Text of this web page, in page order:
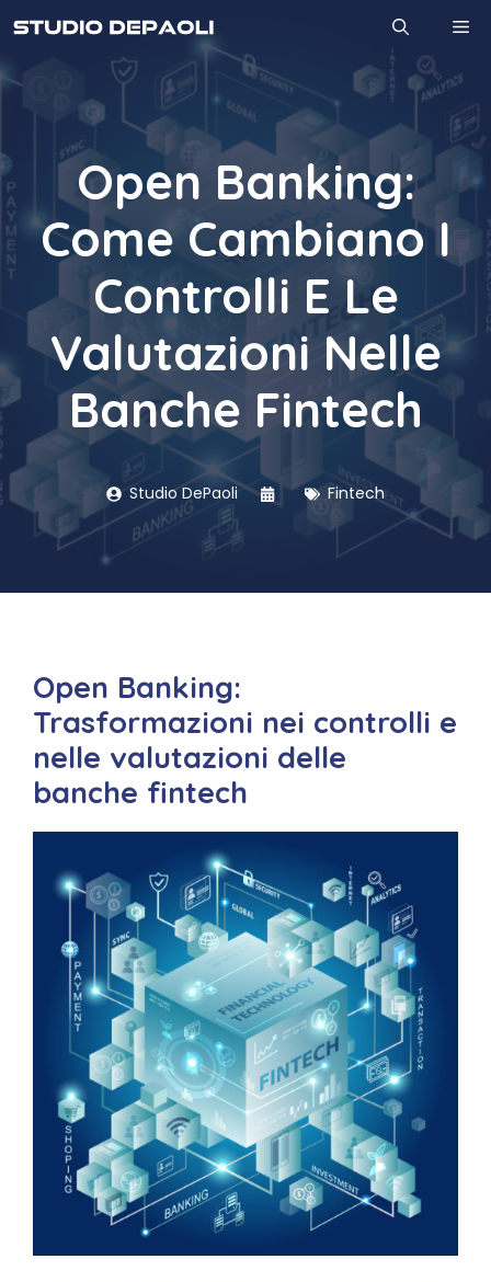
al
contenuto
Open Banking:
Come Cambiano I
Controlli E Le
Valutazioni Nelle
Banche Fintech
Studio DePaoli Fintech
Open Banking:
Trasformazioni nei controlli e
nelle valutazioni delle
banche fintech